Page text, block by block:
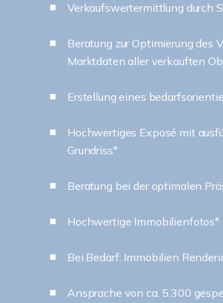
Verkaufswertermittlung durch
Beratung zur Optimierung des
Marktdaten aller verkauften
Erstellung eines
Hochwertiges Exposé mit
Grundriss*
Beratung bei der optimalen
Hochwertige Immobilienfotos*
Bei Bedarf: Immobilien
Ansprache von ca. 5.300